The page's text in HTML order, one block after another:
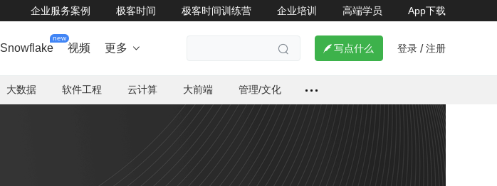
企业服务案例 极客时间 极客时间训练营 企业培训 高端学员 App下载
Snowflake
new
视频 更多    写点什么 登录 / 注册
大数据 软件工程 云计算 大前端 管理/文化